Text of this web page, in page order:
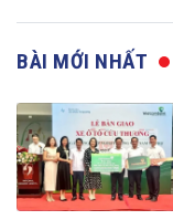
BÀI MỚI NHẤT